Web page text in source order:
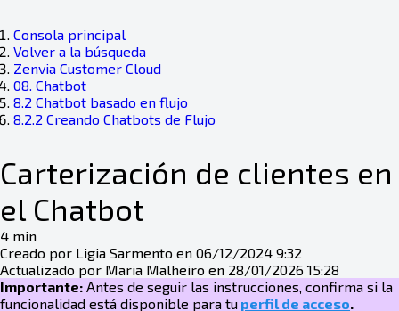
Consola principal
Volver a la búsqueda
Zenvia Customer Cloud
08. Chatbot
8.2 Chatbot basado en flujo
8.2.2 Creando Chatbots de Flujo
Carterización de clientes en
el Chatbot
4 min
Creado por Ligia Sarmento en 06/12/2024 9:32
Actualizado por Maria Malheiro en 28/01/2026 15:28
Importante: Antes de seguir las instrucciones, confirma si la
funcionalidad está disponible para tu perfil de acceso.